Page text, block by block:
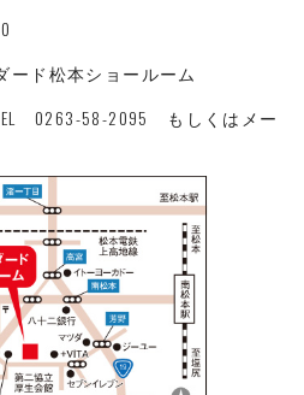
ド松本ショールーム
0263-58-2095
もしくはメー